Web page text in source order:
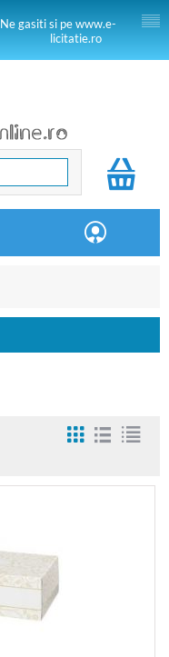
Ne gasiti si pe www.e-
licitatie.ro